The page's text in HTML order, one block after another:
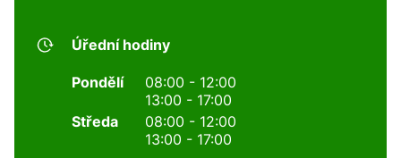
Úřední hodiny
Pondělí
08:00 - 12:00
13:00 - 17:00
Středa
08:00 - 12:00
13:00 - 17:00